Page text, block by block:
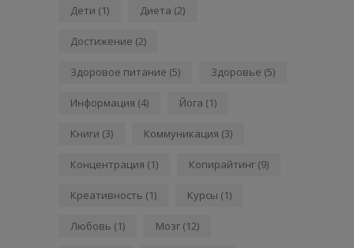
Дети (1) Диета (2)
Достижение (2)
Здоровое питание (5) Здоровье (5)
Информация (4) Йога (1)
Книги (3) Коммуникация (3)
Концентрация (1) Копирайтинг (9)
Креативность (1) Курсы (1)
Любовь (1) Мозг (12)